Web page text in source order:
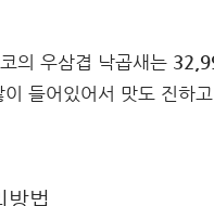
의 우삼겹 낙곱새는
이 들어있어서 맛도 진하
방법